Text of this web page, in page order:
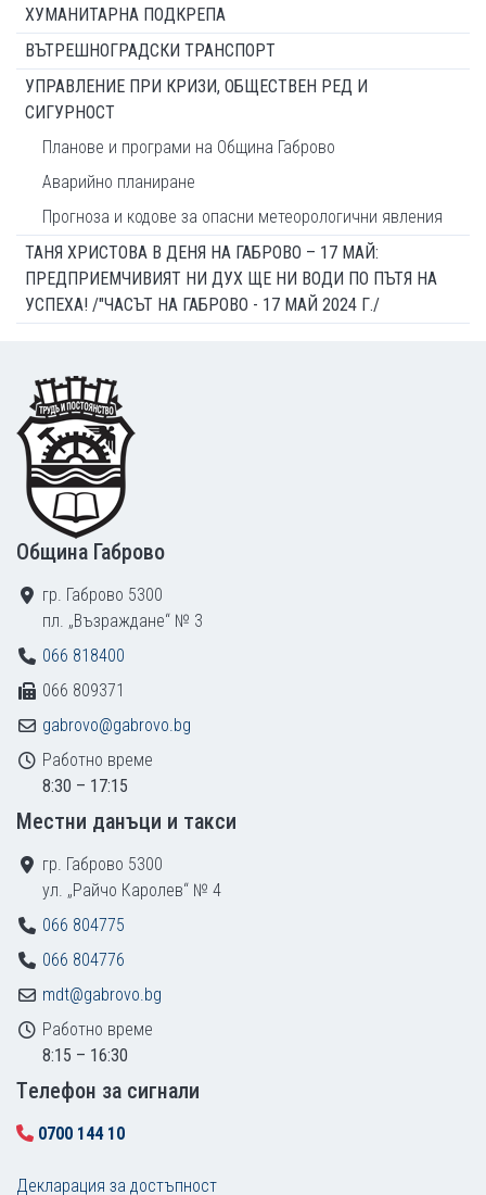
ХУМАНИТАРНА ПОДКРЕПА
ВЪТРЕШНОГРАДСКИ ТРАНСПОРТ
УПРАВЛЕНИЕ ПРИ КРИЗИ, ОБЩЕСТВЕН РЕД И
СИГУРНОСТ
Планове и програми на Община Габрово
Аварийно планиране
Прогноза и кодове за опасни метеорологични явления
ТАНЯ ХРИСТОВА В ДЕНЯ НА ГАБРОВО – 17 МАЙ:
ПРЕДПРИЕМЧИВИЯТ НИ ДУХ ЩЕ НИ ВОДИ ПО ПЪТЯ НА
УСПЕХА! /"ЧАСЪТ НА ГАБРОВО - 17 МАЙ 2024 Г./
Footer
Община Габрово
гр. Габрово 5300
пл. „Възраждане“ № 3
066 818400
066 809371
gabrovo@gabrovo.bg
Работно време
8:30 – 17:15
Местни данъци и такси
гр. Габрово 5300
ул. „Райчо Каролев“ № 4
066 804775
066 804776
mdt@gabrovo.bg
Работно време
8:15 – 16:30
Tелефон за сигнали
0700 144 10
Декларация за достъпност